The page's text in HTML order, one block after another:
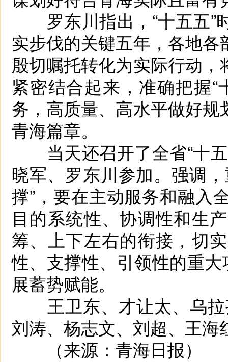
罗东川指出，“十五五”
实步伐的关键五年，各地
殷切嘱托转化为实际行动
紧密结合起来，准确把握
务，高质量、高水平做好
青海篇章。
当天还召开了全省“十五
晓军、罗东川参加。强调
撑”，要在主动服务和融入
目的系统性、协调性和生
筹、上下左右的衔接，切
性、支撑性、引领性的重
展蓄势赋能。
王卫东、才让太、乌拉
刘涛、杨志文、刘超、王
（来源：青海日报）